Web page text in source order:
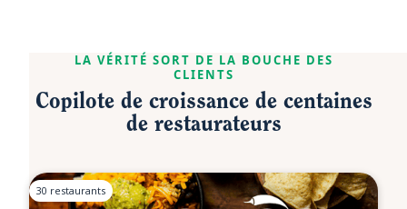
LA VÉRITÉ SORT DE LA BOUCHE DES
CLIENTS
Copilote de croissance de centaines
de restaurateurs
30 restaurants